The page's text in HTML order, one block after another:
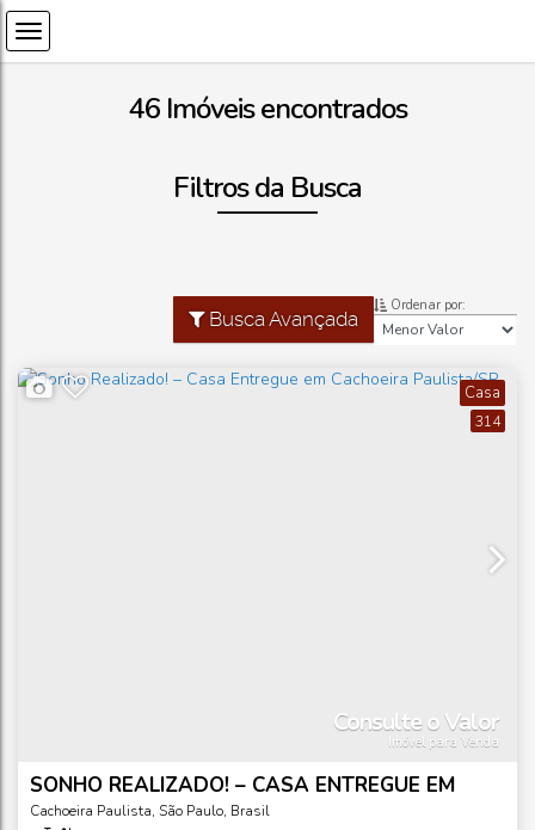
46 Imóveis encontrados
Filtros da Busca
Busca Avançada
Ordenar por:
314
Casa
Consulte o Valor
Imóvel para Venda
SONHO REALIZADO! – CASA ENTREGUE EM
CACHOEIRA PAULISTA/SP
Cachoeira Paulista, São Paulo, Brasil